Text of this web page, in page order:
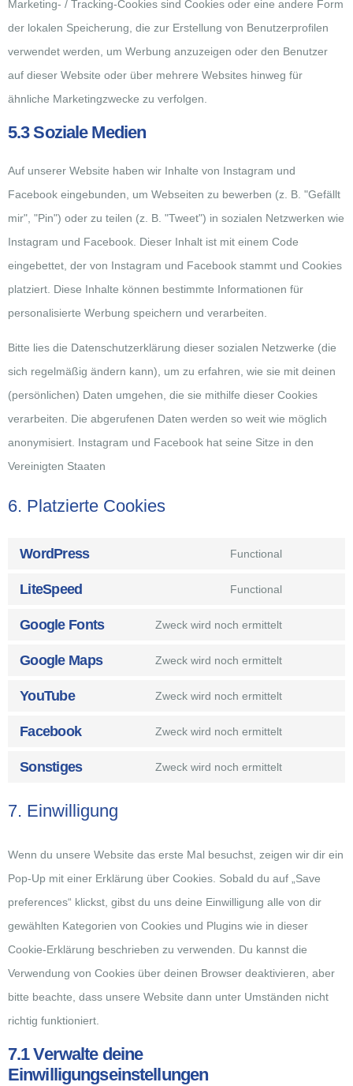
Marketing- / Tracking-Cookies sind Cookies oder eine andere Form
der lokalen Speicherung, die zur Erstellung von Benutzerprofilen
verwendet werden, um Werbung anzuzeigen oder den Benutzer
auf dieser Website oder über mehrere Websites hinweg für
ähnliche Marketingzwecke zu verfolgen.
5.3 Soziale Medien
Auf unserer Website haben wir Inhalte von Instagram und
Facebook eingebunden, um Webseiten zu bewerben (z. B. "Gefällt
mir", "Pin") oder zu teilen (z. B. "Tweet") in sozialen Netzwerken wie
Instagram und Facebook. Dieser Inhalt ist mit einem Code
eingebettet, der von Instagram und Facebook stammt und Cookies
platziert. Diese Inhalte können bestimmte Informationen für
personalisierte Werbung speichern und verarbeiten.
Bitte lies die Datenschutzerklärung dieser sozialen Netzwerke (die
sich regelmäßig ändern kann), um zu erfahren, wie sie mit deinen
(persönlichen) Daten umgehen, die sie mithilfe dieser Cookies
verarbeiten. Die abgerufenen Daten werden so weit wie möglich
anonymisiert. Instagram und Facebook hat seine Sitze in den
Vereinigten Staaten
6. Platzierte Cookies
WordPress Functional
LiteSpeed Functional
Google Fonts Zweck wird noch ermittelt
Google Maps Zweck wird noch ermittelt
YouTube Zweck wird noch ermittelt
Facebook Zweck wird noch ermittelt
Sonstiges Zweck wird noch ermittelt
7. Einwilligung
Wenn du unsere Website das erste Mal besuchst, zeigen wir dir ein
Pop-Up mit einer Erklärung über Cookies. Sobald du auf „Save
preferences“ klickst, gibst du uns deine Einwilligung alle von dir
gewählten Kategorien von Cookies und Plugins wie in dieser
Cookie-Erklärung beschrieben zu verwenden. Du kannst die
Verwendung von Cookies über deinen Browser deaktivieren, aber
bitte beachte, dass unsere Website dann unter Umständen nicht
richtig funktioniert.
7.1 Verwalte deine
Einwilligungseinstellungen